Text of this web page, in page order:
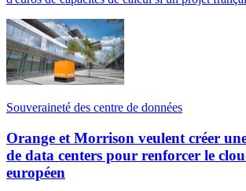
Souveraineté des centre de données
Orange et Morrison veulent créer
de data centers pour renforcer le
européen